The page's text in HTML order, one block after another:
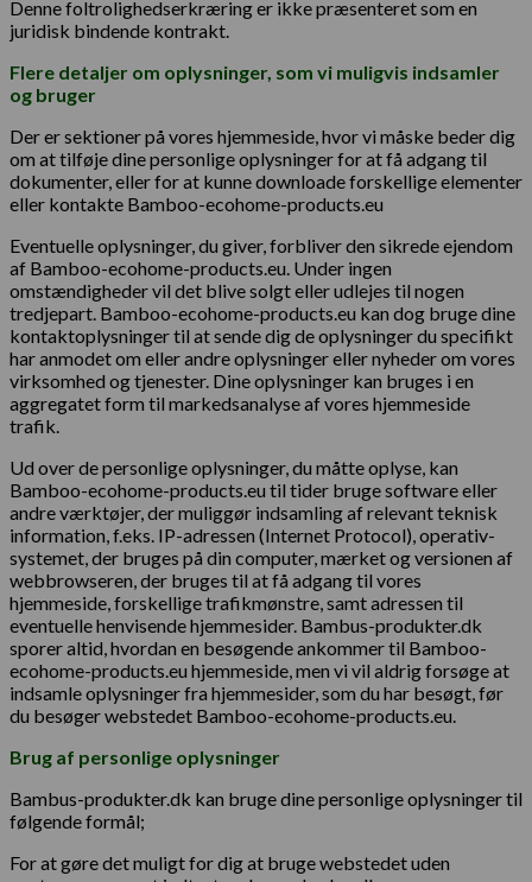
Denne foltrolighedserkræring er ikke præsenteret som en
juridisk bindende kontrakt.
Flere detaljer om oplysninger, som vi muligvis indsamler
og bruger
Der er sektioner på vores hjemmeside, hvor vi måske beder dig
om at tilføje dine personlige oplysninger for at få adgang til
dokumenter, eller for at kunne downloade forskellige elementer
eller kontakte Bamboo-ecohome-products.eu
Eventuelle oplysninger, du giver, forbliver den sikrede ejendom
af Bamboo-ecohome-products.eu. Under ingen
omstændigheder vil det blive solgt eller udlejes til nogen
tredjepart. Bamboo-ecohome-products.eu kan dog bruge dine
kontaktoplysninger til at sende dig de oplysninger du specifikt
har anmodet om eller andre oplysninger eller nyheder om vores
virksomhed og tjenester. Dine oplysninger kan bruges i en
aggregatet form til markedsanalyse af vores hjemmeside
trafik.
Ud over de personlige oplysninger, du måtte oplyse, kan
Bamboo-ecohome-products.eu til tider bruge software eller
andre værktøjer, der muliggør indsamling af relevant teknisk
information, f.eks. IP-adressen (Internet Protocol), operativ-
systemet, der bruges på din computer, mærket og versionen af ​​
webbrowseren, der bruges til at få adgang til vores
hjemmeside, forskellige trafikmønstre, samt adressen til
eventuelle henvisende hjemmesider. Bambus-produkter.dk
sporer altid, hvordan en besøgende ankommer til Bamboo-
ecohome-products.eu hjemmeside, men vi vil aldrig forsøge at
indsamle oplysninger fra hjemmesider, som du har besøgt, før
du besøger webstedet Bamboo-ecohome-products.eu.
Brug af personlige oplysninger
Bambus-produkter.dk kan bruge dine personlige oplysninger til
følgende formål;
For at gøre det muligt for dig at bruge webstedet uden